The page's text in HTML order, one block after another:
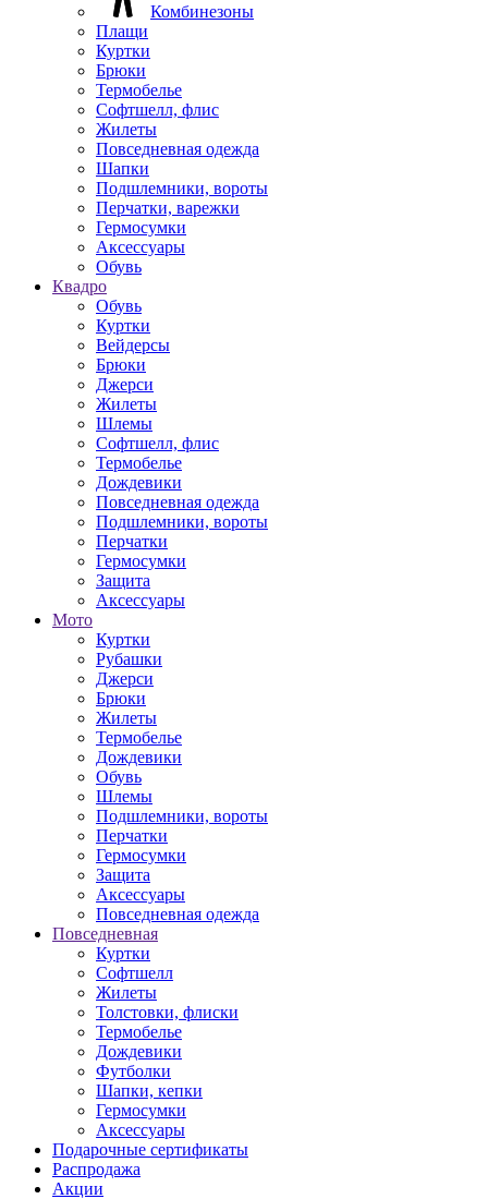
Комбинезоны
Плащи
Куртки
Брюки
Термобелье
Софтшелл, флис
Жилеты
Повседневная одежда
Шапки
Подшлемники, вороты
Перчатки, варежки
Гермосумки
Аксессуары
Обувь
Квадро
Обувь
Куртки
Вейдерсы
Брюки
Джерси
Жилеты
Шлемы
Софтшелл, флис
Термобелье
Дождевики
Повседневная одежда
Подшлемники, вороты
Перчатки
Гермосумки
Защита
Аксессуары
Мото
Куртки
Рубашки
Джерси
Брюки
Жилеты
Термобелье
Дождевики
Обувь
Шлемы
Подшлемники, вороты
Перчатки
Гермосумки
Защита
Аксессуары
Повседневная одежда
Повседневная
Куртки
Софтшелл
Жилеты
Толстовки, флиски
Термобелье
Дождевики
Футболки
Шапки, кепки
Гермосумки
Аксессуары
Подарочные сертификаты
Распродажа
Акции